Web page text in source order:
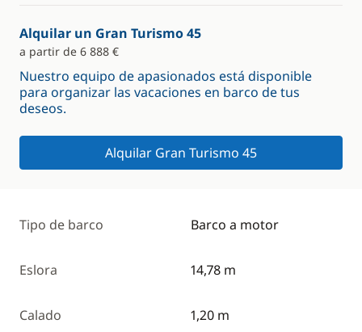
Alquilar un Gran Turismo 45
a partir de 6 888 €
Nuestro equipo de apasionados está disponible
para organizar las vacaciones en barco de tus
deseos.
Alquilar Gran Turismo 45
Tipo de barco Barco a motor
Eslora 14,78 m
Calado 1,20 m